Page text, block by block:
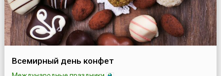
Всемирный день конфет